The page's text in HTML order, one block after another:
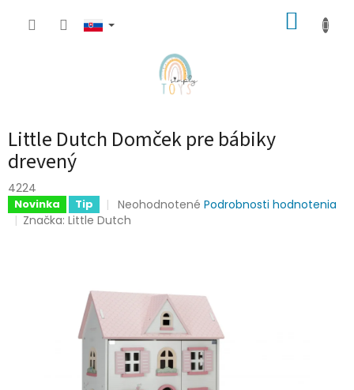
Little Dutch Domček pre bábiky
drevený
4224
Novinka Tip
Priemerné
hodnotenie
5
hviezdičiek.
Neohodnotené Podrobnosti hodnotenia
Značka:Little Dutch